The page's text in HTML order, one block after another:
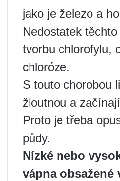
jako je železo a
Nedostatek
tvorbu chlorofylu,
chloróze.
S touto chorobou
žloutnou a
Proto je třeba
půdy.
Nízké nebo
vápna obsažené